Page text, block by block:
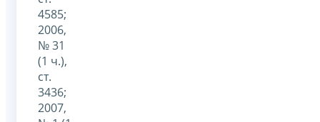
4585;
2006,
№ 31
(1 ч.),
ст.
3436;
2007,